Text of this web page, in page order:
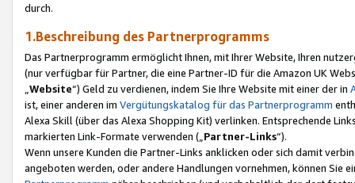
durch.
1.Beschreibung des Partnerprogramms
Das Partnerprogramm ermöglicht Ihnen, mit Ihrer Website, Ihren
(nur verfügbar für Partner, die eine Partner-ID für die Amazon UK
Website“) Geld zu verdienen, indem Sie Ihre Website mit einer der in
ist, einer anderen im Vergütungskatalog für das Partnerprogramm
Alexa Skill (über das Alexa Shopping Kit) verlinken. Entsprechende
markierten Link-Formate verwenden („ Partner-Links“).
Wenn unsere Kunden die Partner-Links anklicken oder sich damit
angeboten werden, oder andere Handlungen vornehmen, können Sie